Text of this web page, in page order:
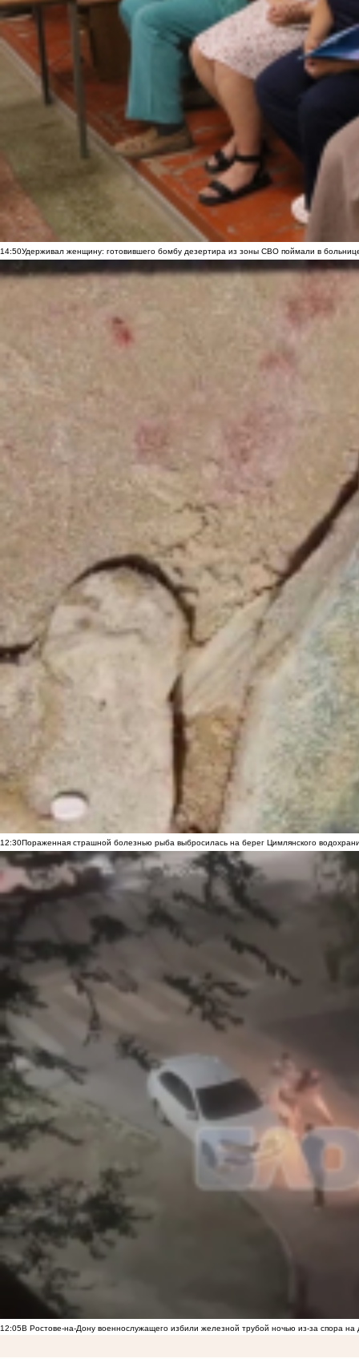
14:50Удерживал женщину: готовившего бомбу дезертира из зоны СВО поймали в
12:30Пораженная страшной болезнью рыба выбросилась на берег Цимлянского
12:05В Ростове-на-Дону военнослужащего избили железной трубой ночью из-за спора на